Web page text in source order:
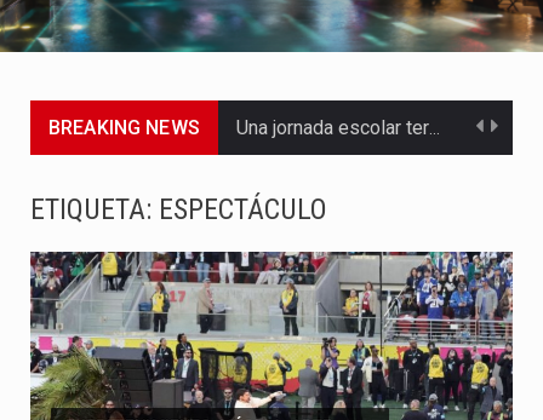
BREAKING NEWS Una jornada escolar terminó en tragedia este viernes 7 de…
Abelardo de la Espriella asumió este viernes 7 de agosto…
La llegada de Álvaro Uribe Vélez a la ceremonia de…
Con una salva de 21 cañonazos se cumplieron los honores…
ETIQUETA: ESPECTÁCULO